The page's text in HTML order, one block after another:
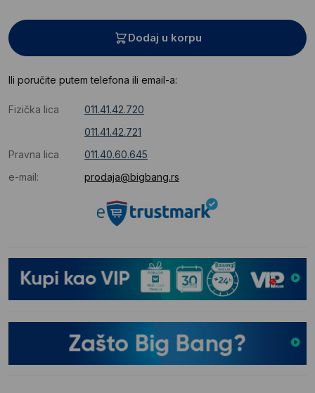
Dodaj u korpu
Ili poručite putem telefona ili email-a:
Fizička lica
011.41.42.720
011.41.42.721
Pravna lica
011.40.60.645
e-mail:
prodaja@bigbang.rs